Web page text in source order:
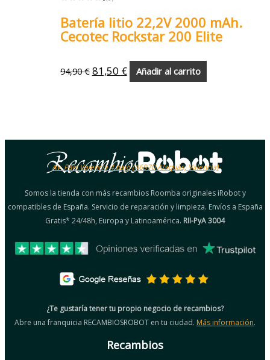
Batería litio 22,2V 2000 mAh.
Cecotec Rockstar 200 Elite
94,90€ 81,50 € Añadir al carrito
Av. País Valencià 4 bajo (46970 Alaquàs, Valencia)
Somos la tienda con más recambios Roomba originales iRobot y
compatibles de España. Servicio de reparación y limpieza. Envíos a España
Gratis* 24/48h, Europa y Latinoamérica. RII-PyA 3004
¿Te gustaría tener tu propio negocio de recambios?
Abre una franquicia RECAMBIOSROBOT en tu ciudad. Más información.
Recambios